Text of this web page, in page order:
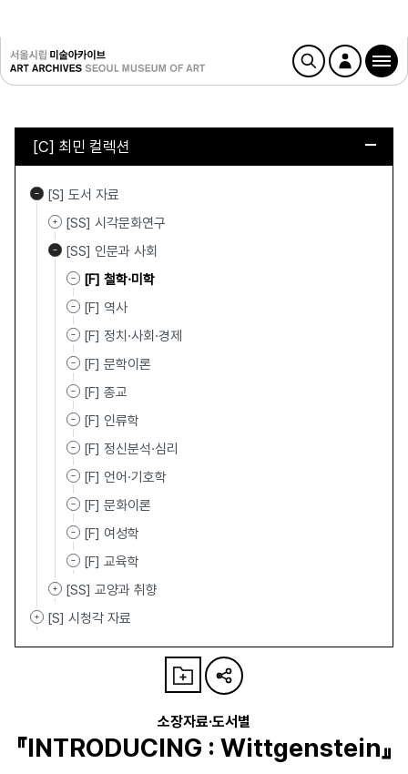
[C] 최민 컬렉션
[S] 도서 자료
[SS] 시각문화연구
[SS] 인문과 사회
[F] 철학·미학
[F] 역사
[F] 정치·사회·경제
[F] 문학이론
[F] 종교
[F] 인류학
[F] 정신분석·심리
[F] 언어·기호학
[F] 문화이론
[F] 여성학
[F] 교육학
[SS] 교양과 취향
[S] 시청각 자료
소장자료·도서별
『INTRODUCING : Wittgenstein』